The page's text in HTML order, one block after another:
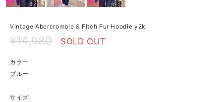
Vintage Abercrombie & Fitch Fur Hoodie y2k
¥14,080 SOLD OUT
カラー
ブルー
サイズ